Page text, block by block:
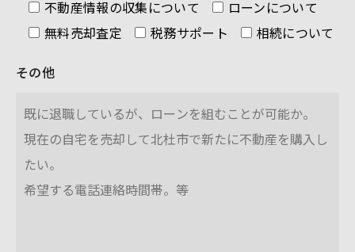
不動産情報の収集について
ローンについて
無料売却査定
税務サポート 相続について
その他